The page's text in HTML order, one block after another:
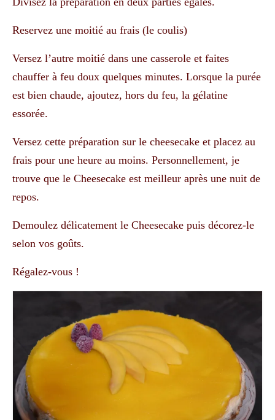
Reservez une moitié au frais (le coulis)
Versez l’autre moitié dans une casserole et faites
chauffer à feu doux quelques minutes. Lorsque la purée
est bien chaude, ajoutez, hors du feu, la gélatine
essorée.
Versez cette préparation sur le cheesecake et placez au
frais pour une heure au moins. Personnellement, je
trouve que le Cheesecake est meilleur après une nuit de
repos.
Demoulez délicatement le Cheesecake puis décorez-le
selon vos goûts.
Régalez-vous !